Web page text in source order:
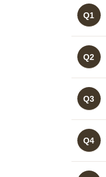
Q1
Q2
Q3
Q4